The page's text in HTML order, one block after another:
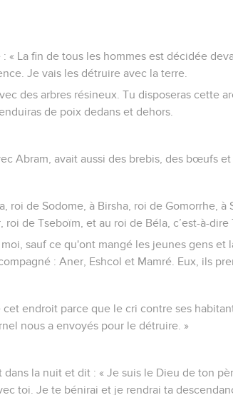
« La fin de tous les hommes est décidée
Je vais les détruire avec la terre.
des arbres résineux. Tu disposeras cette
de poix dedans et dehors.
Abram, avait aussi des brebis, des bœufs et
roi de Sodome, à Birsha, roi de Gomorrhe, à
roi de Tseboïm, et au roi de Béla, c’est-à-dire
moi, sauf ce qu'ont mangé les jeunes gens et
: Aner, Eshcol et Mamré. Eux, ils
cet endroit parce que le cri contre ses
nous a envoyés pour le détruire. »
dans la nuit et dit : « Je suis le Dieu de ton
toi. Je te bénirai et je rendrai ta